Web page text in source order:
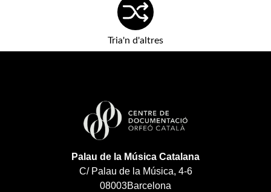
Tria'n d'altres
Palau de la Música Catalana
C/ Palau de la Música, 4-6
08003Barcelona